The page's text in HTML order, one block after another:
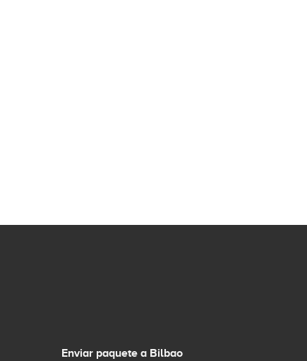
Enviar paquete a Bilbao